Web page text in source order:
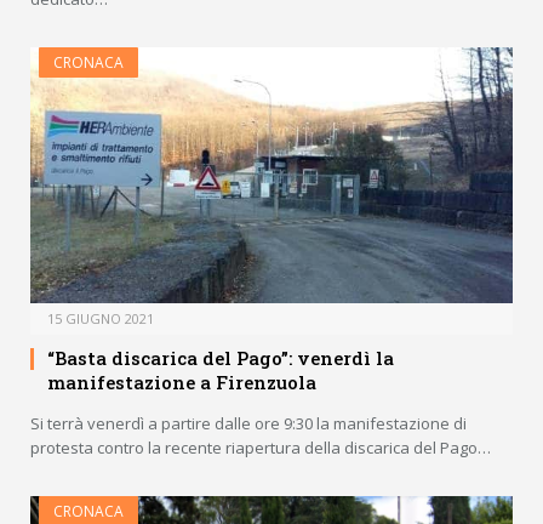
CRONACA
15 GIUGNO 2021
“Basta discarica del Pago”: venerdì la
manifestazione a Firenzuola
Si terrà venerdì a partire dalle ore 9:30 la manifestazione di
protesta contro la recente riapertura della discarica del Pago…
CRONACA